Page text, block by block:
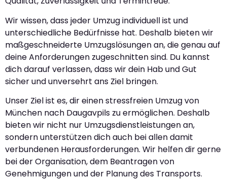
Wir wissen, dass jeder Umzug individuell ist und
unterschiedliche Bedürfnisse hat. Deshalb bieten wir
maßgeschneiderte Umzugslösungen an, die genau auf
deine Anforderungen zugeschnitten sind. Du kannst
dich darauf verlassen, dass wir dein Hab und Gut
sicher und unversehrt ans Ziel bringen.
Unser Ziel ist es, dir einen stressfreien Umzug von
München nach Daugavpils zu ermöglichen. Deshalb
bieten wir nicht nur Umzugsdienstleistungen an,
sondern unterstützen dich auch bei allen damit
verbundenen Herausforderungen. Wir helfen dir gerne
bei der Organisation, dem Beantragen von
Genehmigungen und der Planung des Transports.